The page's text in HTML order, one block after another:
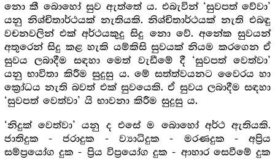
නො කී බොහෝ සුව ඇත්තේ ය. එබැවින් ‘සුවපත් වේවා’
යනු නිශ්චිතාර්ථයක් නැතියකි. නිශ්චිතාර්ථයක් නැති එබඳු
වචනවලින් එක් අර්ථයකුදු සිදු නො වේ. අනේක සුවයන්
අතුරෙන් සිදු කළ හැකි යම්කිසි සුවයක් නියම කරගෙන ඒ
සුවය ලබාදීම සඳහා මෙත් වැඩීමේ දී ‘සුවපත් වෙත්වා’
යනු භාවිතා කිරීම සුදුසු ය. මේ සත්ත්වයනට වෛරය හා
ක්‍රෝධය නැති බවත් එක් සුවයෙකි. ඒ සුවය ලබාදීම සඳහා
‘සුවපත් වෙත්වා’ යි භාවනා කිරීම සුදුසු ය.
‘නිදුක් වෙත්වා’ යනු ද එසේ ම බොහෝ අර්ථ ඇතියකි.
ජාතිදුක - ජරාදුක - ව්‍යාධිදුක - මරණදුක - අප්‍රිය
සම්ප්‍රයෝග දුක - ප්‍රිය විප්‍රයෝග දුක - ආහාර සෙවීමේ දුක